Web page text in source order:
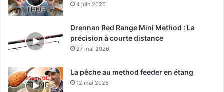
4 juin 2026
Drennan Red Range Mini Method : La
précision à courte distance
27 mai 2026
La pêche au method feeder en étang
12 mai 2026